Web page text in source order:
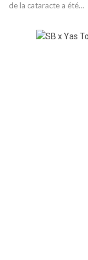
de la cataracte a été…